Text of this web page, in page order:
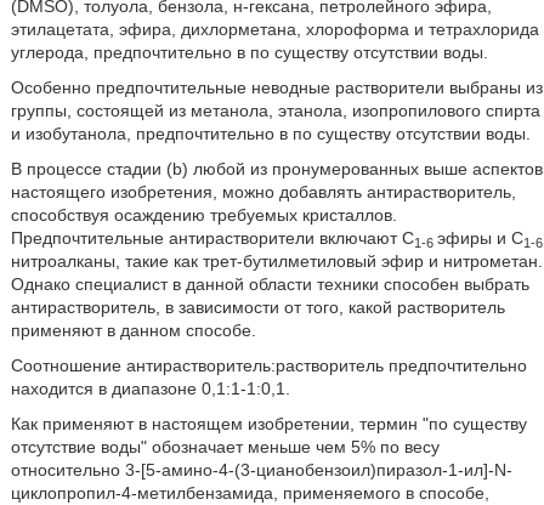
(DMSO), толуола, бензола, н-гексана, петролейного эфира,
этилацетата, эфира, дихлорметана, хлороформа и тетрахлорида
углерода, предпочтительно в по существу отсутствии воды.
Особенно предпочтительные неводные растворители выбраны из
группы, состоящей из метанола, этанола, изопропилового спирта
и изобутанола, предпочтительно в по существу отсутствии воды.
В процессе стадии (b) любой из пронумерованных выше аспектов
настоящего изобретения, можно добавлять антирастворитель,
способствуя осаждению требуемых кристаллов.
Предпочтительные антирастворители включают C1-6 эфиры и C1-6
нитроалканы, такие как трет-бутилметиловый эфир и нитрометан.
Однако специалист в данной области техники способен выбрать
антирастворитель, в зависимости от того, какой растворитель
применяют в данном способе.
Соотношение антирастворитель:растворитель предпочтительно
находится в диапазоне 0,1:1-1:0,1.
Как применяют в настоящем изобретении, термин ʺпо существу
отсутствие водыʺ обозначает меньше чем 5% по весу
относительно 3-[5-амино-4-(3-цианобензоил)пиразол-1-ил]-N-
циклопропил-4-метилбензамида, применяемого в способе,